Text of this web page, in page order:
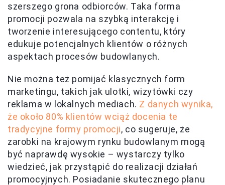
szerszego grona odbiorców. Taka forma
promocji pozwala na szybką interakcję i
tworzenie interesującego contentu, który
edukuje potencjalnych klientów o różnych
aspektach procesów budowlanych.
Nie można też pomijać klasycznych form
marketingu, takich jak ulotki, wizytówki czy
reklama w lokalnych mediach. Z danych wynika,
że około 80% klientów wciąż docenia te
tradycyjne formy promocji, co sugeruje, że
zarobki na krajowym rynku budowlanym mogą
być naprawdę wysokie – wystarczy tylko
wiedzieć, jak przystąpić do realizacji działań
promocyjnych. Posiadanie skutecznego planu